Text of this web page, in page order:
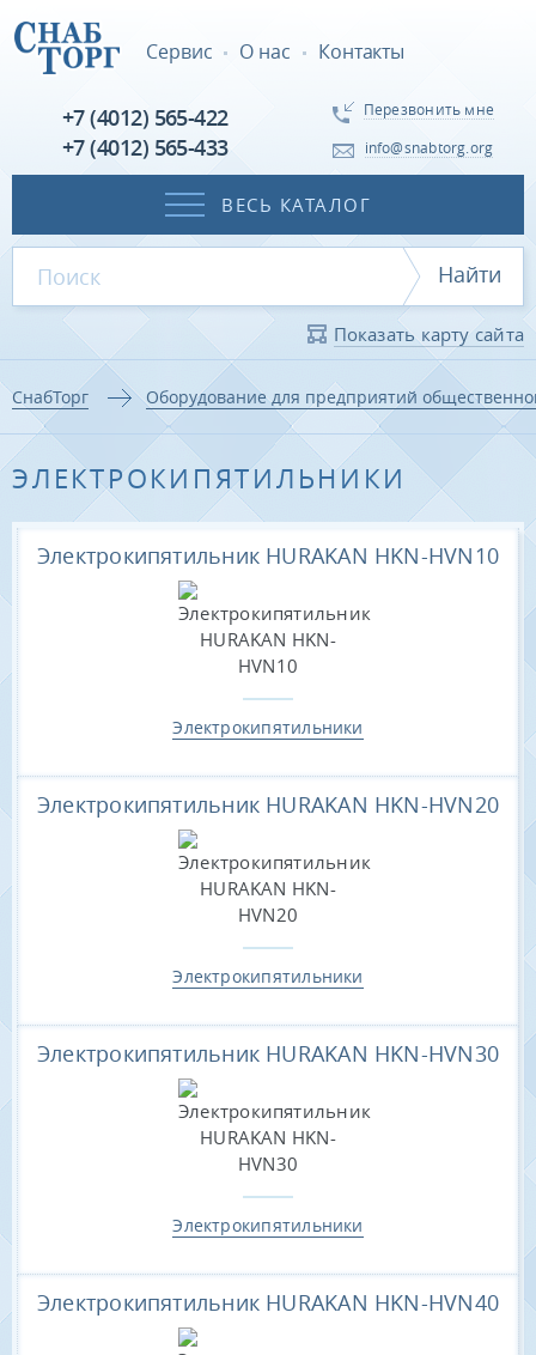
Сервис О нас Контакты
+7 (4012) 565-422
+7 (4012) 565-433
Перезвонить мне
info@snabtorg.org
ВЕСЬ КАТАЛОГ
Найти
Показать карту сайта
СнабТорг Оборудование для предприятий
ЭЛЕКТРОКИПЯТИЛЬНИКИ
Электрокипятильник HURAKAN HKN-HVN10
Электрокипятильники
Электрокипятильник HURAKAN HKN-HVN20
Электрокипятильники
Электрокипятильник HURAKAN HKN-HVN30
Электрокипятильники
Электрокипятильник HURAKAN HKN-HVN40